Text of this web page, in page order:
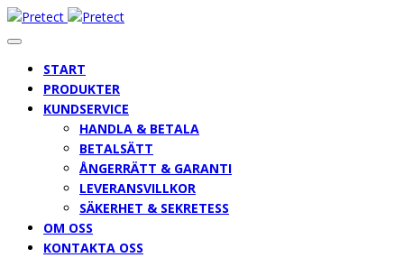
START
PRODUKTER
KUNDSERVICE
HANDLA & BETALA
BETALSÄTT
ÅNGERRÄTT & GARANTI
LEVERANSVILLKOR
SÄKERHET & SEKRETESS
OM OSS
KONTAKTA OSS